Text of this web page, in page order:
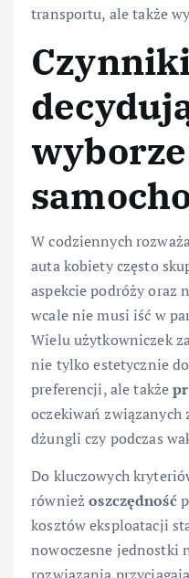
transportu, ale także
wyborze
W codziennych
auta kobiety często
aspekcie podróży oraz
wcale nie musi iść w
Wielu użytkowniczek
nie tylko estetycznie
preferencji, ale także
oczekiwań
dżungli czy podczas
Do kluczowych
równieżoszczędność
kosztów eksploatacji
nowoczesne jednostki